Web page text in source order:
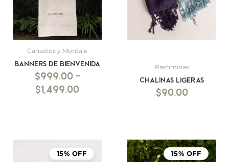
Canastos y Montaje
BANNERS DE BIENVENIDA
$999.00 -
$1,499.00
$1,499.00
Pashminas
Chalinas ligeras
$90.00
15% OFF 15% OFF